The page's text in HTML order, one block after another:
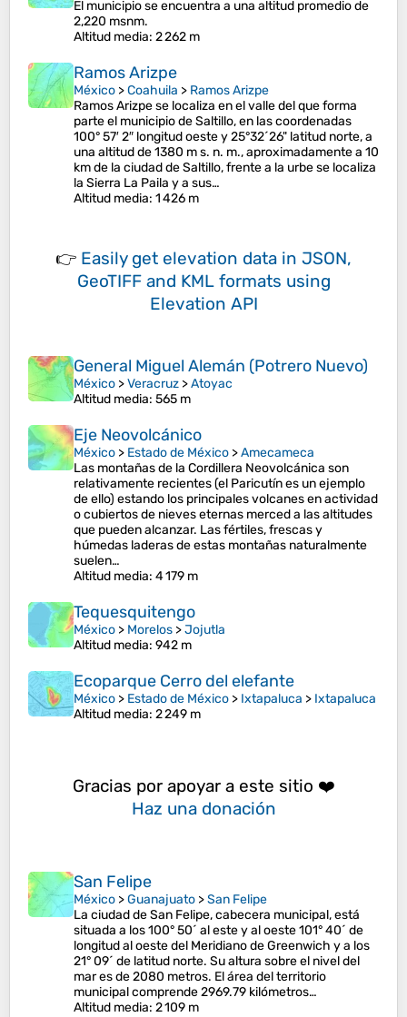
El municipio se encuentra a una altitud promedio de
2,220 msnm.​
Altitud media: 2 262 m
Ramos Arizpe
México >Coahuila > Ramos Arizpe
Ramos Arizpe se localiza en el valle del que forma
parte el municipio de Saltillo, en las coordenadas
100° 57′ 2″ longitud oeste y 25°32´26" latitud norte, a
una altitud de 1380 m s. n. m., aproximadamente a 10
km de la ciudad de Saltillo, frente a la urbe se localiza
la Sierra La Paila y a sus…
Altitud media: 1 426 m
👉 Easily get elevation data in JSON,
GeoTIFF and KML formats using
Elevation API
General Miguel Alemán (Potrero Nuevo)
México >Veracruz >Atoyac
Altitud media: 565 m
Eje Neovolcánico
México > Estado de México >Amecameca
Las montañas de la Cordillera Neovolcánica son
relativamente recientes (el Paricutín es un ejemplo
de ello) estando los principales volcanes en actividad
o cubiertos de nieves eternas merced a las altitudes
que pueden alcanzar. Las fértiles, frescas y
húmedas laderas de estas montañas naturalmente
suelen…
Altitud media: 4 179 m
Tequesquitengo
México > Morelos >Jojutla
Altitud media: 942 m
Ecoparque Cerro del elefante
México > Estado de México > Ixtapaluca > Ixtapaluca
Altitud media: 2 249 m
Gracias por apoyar a este sitio ❤️
Haz una donación
San Felipe
México >Guanajuato >San Felipe
La ciudad de San Felipe, cabecera municipal, está
situada a los 100° 50´ al este y al oeste 101° 40´ de
longitud al oeste del Meridiano de Greenwich y a los
21° 09´ de latitud norte. Su altura sobre el nivel del
mar es de 2080 metros. El área del territorio
municipal comprende 2969.79 kilómetros…
Altitud media: 2 109 m